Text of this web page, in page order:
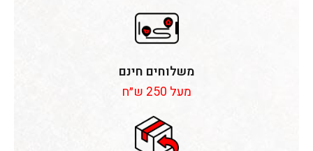
משלוחים חינם
מעל 250 ש״ח